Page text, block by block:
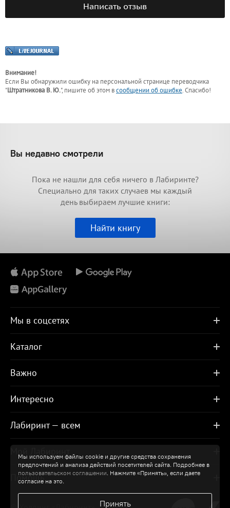
Написать отзыв
Внимание!
Если Вы обнаружили ошибку на персональной странице переводчика
"Штратникова В. Ю.", пишите об этом всообщении об ошибке. Спасибо!
Мы используем файлы cookie и другие средства сохранения
предпочтений и анализа действий посетителей сайта. Подробнее в
пользовательском соглашении. Нажмите «Принять», если даете
согласие на это.
Принять
Вы недавно смотрели
Пока не нашли для себя ничего в Лабиринте?
Специально для таких случаев мы каждый
день выбираем лучшие книги:
Найти книгу
Мы в соцсетях
Каталог
Важно
Интересно
Лабиринт — всем
Помощь